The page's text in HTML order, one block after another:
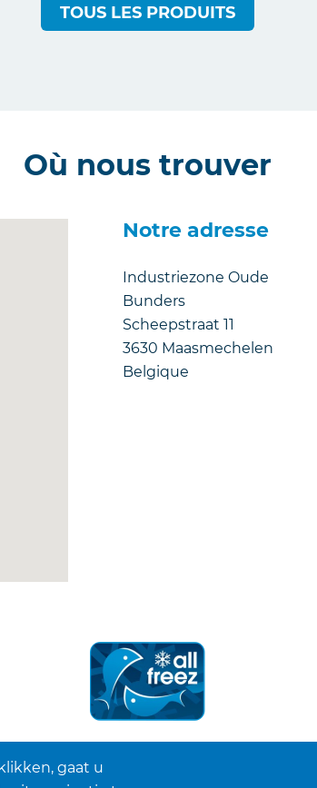
TOUS LES PRODUITS
Où nous trouver
Notre adresse
Industriezone Oude
Bunders
Scheepstraat 11
3630 Maasmechelen
Belgique
gaat u